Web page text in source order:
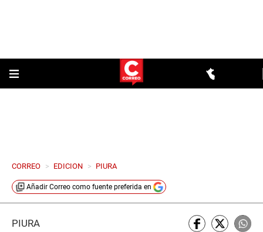
CORREO > EDICION > PIURA
Añadir Correo como fuente preferida en
PIURA